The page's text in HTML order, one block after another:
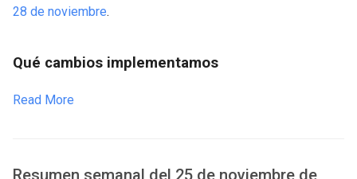
28 de noviembre.
Qué cambios implementamos
Read More
Resumen semanal del 25 de noviembre de